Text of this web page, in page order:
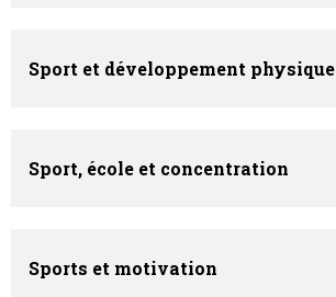
Sport et développement physique
Sport, école et concentration
Sports et motivation